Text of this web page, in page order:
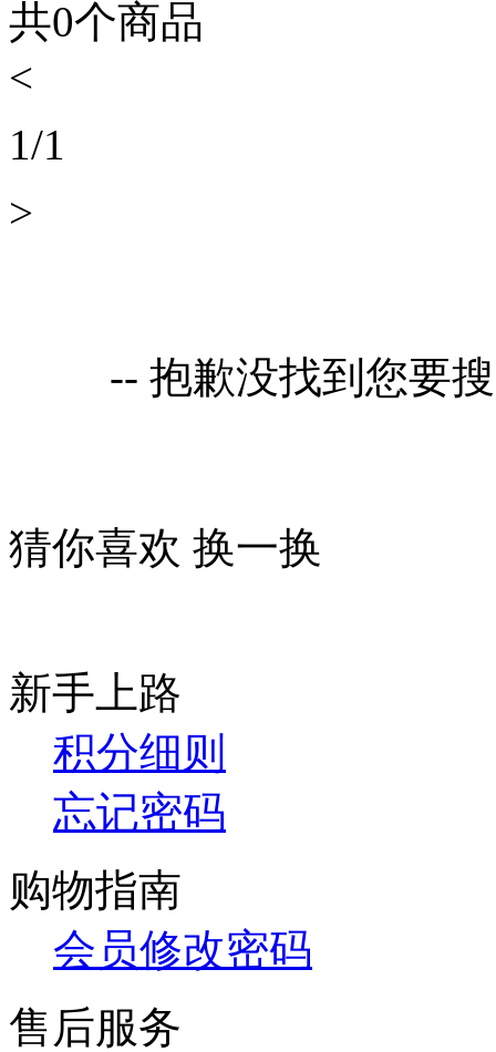
共0个商品
<
1/1
>
-- 抱歉没找到您要
猜你喜欢 换一换
新手上路
积分细则
忘记密码
购物指南
会员修改密码
售后服务